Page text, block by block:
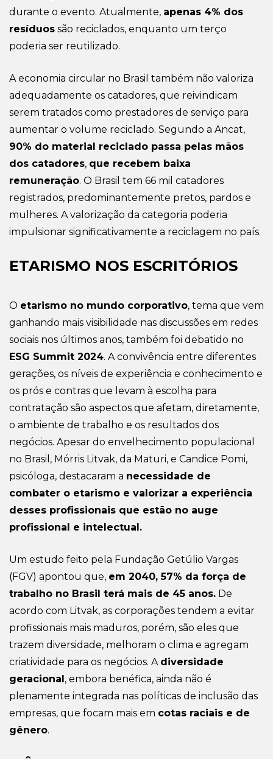
durante o evento. Atualmente, apenas 4% dos
resíduos são reciclados, enquanto um terço
poderia ser reutilizado.
A economia circular no Brasil também não valoriza
adequadamente os catadores, que reivindicam
serem tratados como prestadores de serviço para
aumentar o volume reciclado. Segundo a Ancat,
90% do material reciclado passa pelas mãos
dos catadores, que recebem baixa
remuneração. O Brasil tem 66 mil catadores
registrados, predominantemente pretos, pardos e
mulheres. A valorização da categoria poderia
impulsionar significativamente a reciclagem no país.
ETARISMO NOS ESCRITÓRIOS
O etarismo no mundo corporativo, tema que vem
ganhando mais visibilidade nas discussões em redes
sociais nos últimos anos, também foi debatido no
ESG Summit 2024. A convivência entre diferentes
gerações, os níveis de experiência e conhecimento e
os prós e contras que levam à escolha para
contratação são aspectos que afetam, diretamente,
o ambiente de trabalho e os resultados dos
negócios. Apesar do envelhecimento populacional
no Brasil, Mórris Litvak, da Maturi, e Candice Pomi,
psicóloga, destacaram a necessidade de
combater o etarismo e valorizar a experiência
desses profissionais que estão no auge
profissional e intelectual.
Um estudo feito pela Fundação Getúlio Vargas
(FGV) apontou que, em 2040, 57% da força de
trabalho no Brasil terá mais de 45 anos. De
acordo com Litvak, as corporações tendem a evitar
profissionais mais maduros, porém, são eles que
trazem diversidade, melhoram o clima e agregam
criatividade para os negócios. A diversidade
geracional , embora benéfica, ainda não é
plenamente integrada nas políticas de inclusão das
empresas, que focam mais em cotas raciais e de
gênero.